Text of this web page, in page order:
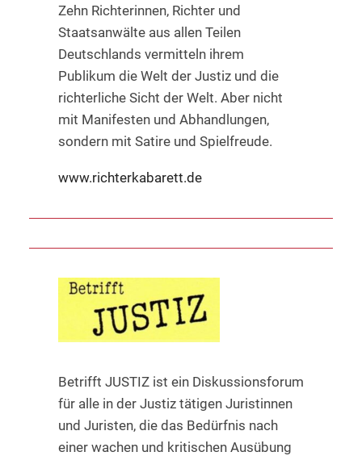
Zehn Richterinnen, Richter und
Staatsanwälte aus allen Teilen
Deutschlands vermitteln ihrem
Publikum die Welt der Justiz und die
richterliche Sicht der Welt. Aber nicht
mit Manifesten und Abhandlungen,
sondern mit Satire und Spielfreude.
www.richterkabarett.de
Betrifft JUSTIZ ist ein Diskussionsforum
für alle in der Justiz tätigen Juristinnen
und Juristen, die das Bedürfnis nach
einer wachen und kritischen Ausübung